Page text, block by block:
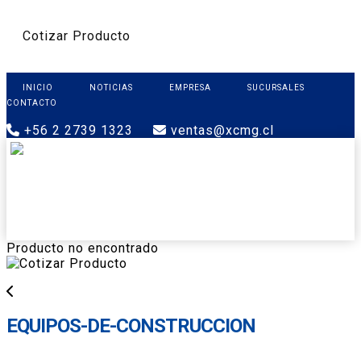
Cotizar Producto
INICIO NOTICIAS EMPRESA
SUCURSALES
CONTACTO
+56 2 2739 1323 ventas@xcmg.cl
Producto no encontrado
EQUIPOS-DE-CONSTRUCCION